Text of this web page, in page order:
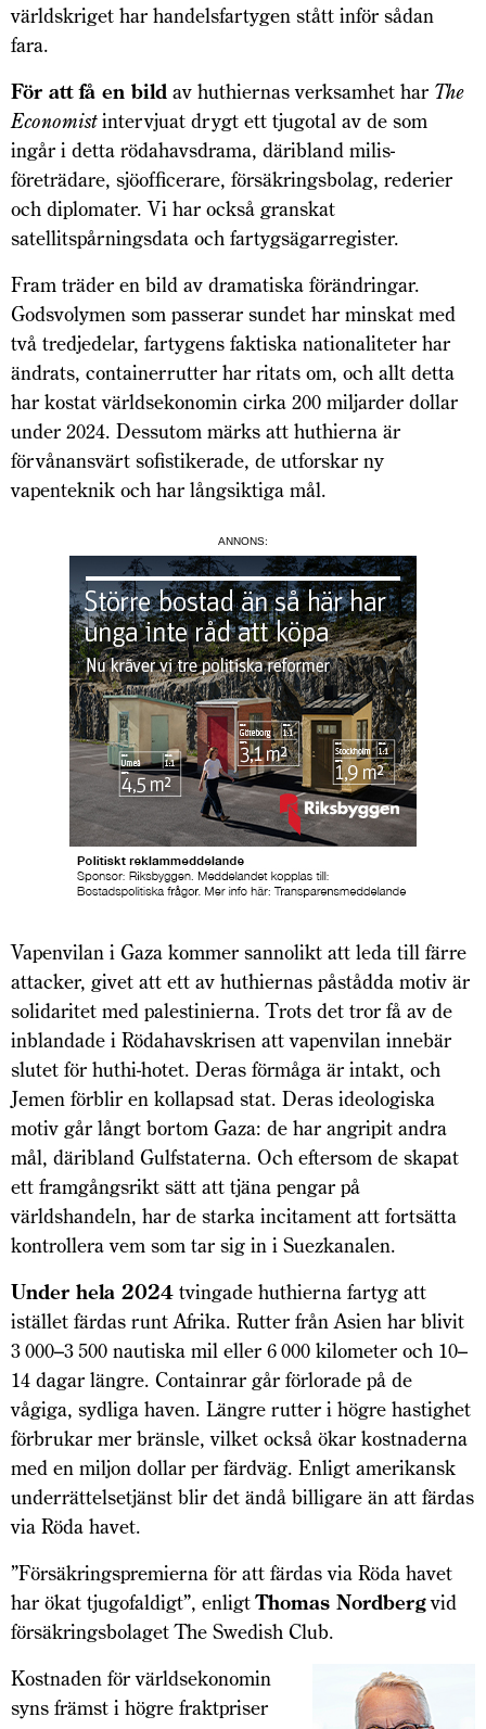
världskriget har handelsfartygen stått inför sådan
fara.
För att få en bild av huthiernas verksamhet har The
Economistintervjuat drygt ett tjugotal av de som
ingår i detta rödahavsdrama, däribland milis­
företrädare, sjöofficerare, försäkringsbolag, rederier
och diplomater. Vi har också granskat
satellitspårningsdata och fartygsägarregister.
Fram träder en bild av dramatiska förändringar.
Godsvolymen som passerar sundet har minskat med
två tredjedelar, fartygens faktiska nationaliteter har
ändrats, containerrutter har ritats om, och allt detta
har kostat världsekonomin cirka 200 miljarder dollar
under 2024. Dessutom märks att huthierna är
förvånansvärt sofistikerade, de utforskar ny
vapenteknik och har långsiktiga mål.
ANNONS:
Vapenvilan i Gaza kommer sannolikt att leda till färre
attacker, givet att ett av huthiernas påstådda motiv är
solidaritet med palestinierna. Trots det tror få av de
inblandade i Rödahavskrisen att vapenvilan innebär
slutet för huthi-hotet. Deras förmåga är intakt, och
Jemen förblir en kollapsad stat. Deras ideologiska
motiv går långt bortom Gaza: de har angripit andra
mål, däribland Gulfstaterna. Och eftersom de skapat
ett framgångsrikt sätt att tjäna pengar på
världshandeln, har de starka incitament att fortsätta
kontrollera vem som tar sig in i Suezkanalen.
Under hela 2024 tvingade huthierna fartyg att
istället färdas runt Afrika. Rutter från Asien har blivit
3 000–3 500 nautiska mil eller 6 000 kilometer och 10–
14 dagar längre. Containrar går förlorade på de
vågiga, sydliga haven. Längre rutter i högre hastighet
förbrukar mer bränsle, vilket också ökar kostnaderna
med en miljon dollar per färdväg. Enligt amerikansk
underrättelsetjänst blir det ändå billigare än att färdas
via Röda havet.
”Försäkringspremierna för att färdas via Röda havet
har ökat tjugofaldigt”, enligtThomas Nordbergvid
försäkringsbolaget The Swedish Club.
Kostnaden för världsekonomin
syns främst i högre fraktpriser